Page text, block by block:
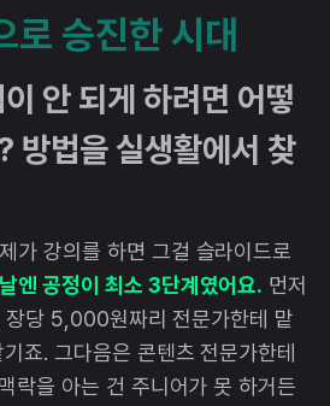
로 승진한 시대
안 되게 하려면 어떻
방법을 실생활에서 찾
가 강의를 하면 그걸 슬라이드로
엔 공정이 최소 3단계였어요. 먼저
당 5,000원짜리 전문가한테 맡
죠. 그다음은 콘텐츠 전문가한테
락을 아는 건 주니어가 못 하거든